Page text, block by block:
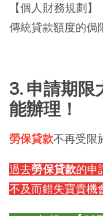
【個人財務規劃
傳統貸款額度的侷
3. 申請期限
能辦理！
勞保貸款不再受限
過去勞保貸款的申
不及而錯失寶貴機